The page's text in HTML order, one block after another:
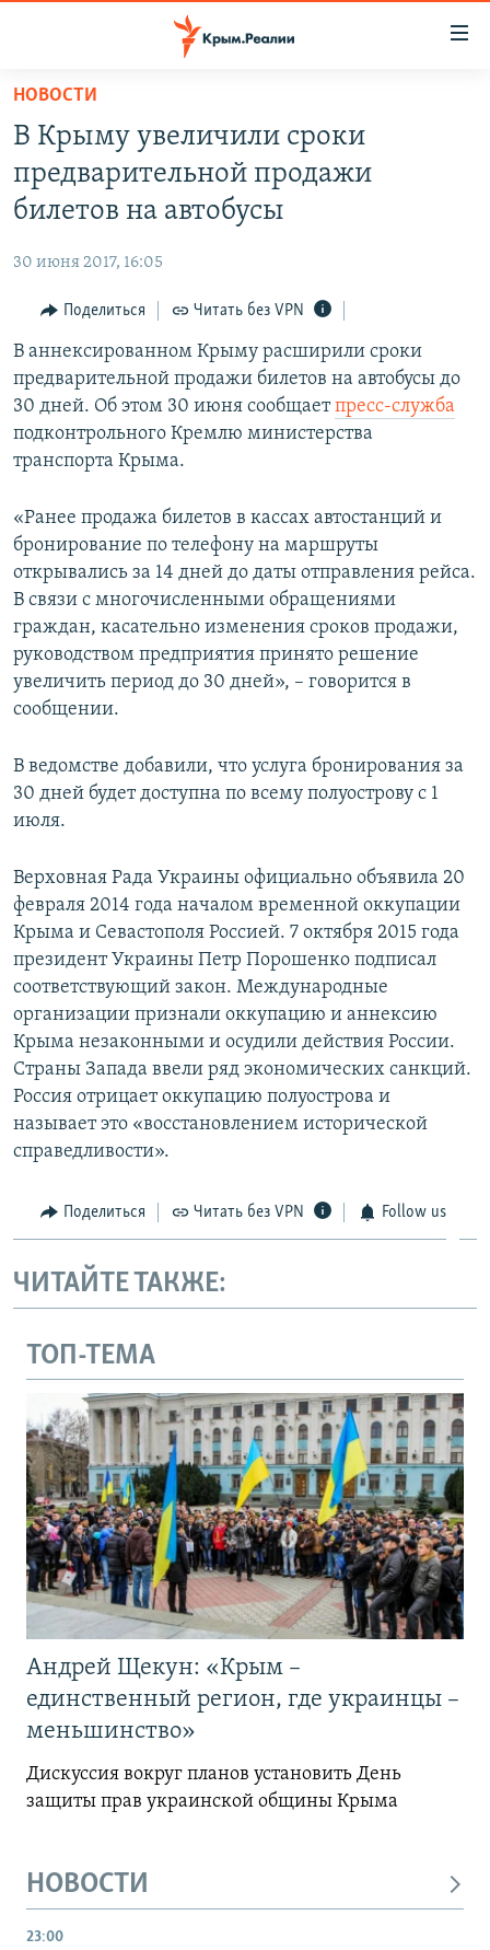
Вернуться
основному
содержанию
Вернутся
главной
Вернутся
поиску
СПЕЦПРОЕКТЫ
11 ЛЕТ ОККУПАЦИИ КРЫМА. 11 ИСТОРИЙ СОПРОТИВЛЕНИЯ
ВОДА
ЕЩЕ
ИНТЕРАКТИВ
ИНФОГРАФИКА
ТЕЛЕПРОЕКТ КРЫМ.РЕАЛИИ
СОВЕТЫ ПРАВОЗАЩИТНИКОВ
ПРОПАВШИЕ БЕЗ ВЕСТИ
ПОБЕДИТЕЛЕЙ НЕ СУДЯТ?
КРЫМ.НЕПОКОРЕННЫЙ
УКРАИНСКАЯ ПРОБЛЕМА КРЫМА
РАДІО СВОБОДА
КАК ОБОЙТИ БЛОКИРОВКУ
Українською
Qırımtatar
ПРИСОЕДИНЯЙТЕСЬ!
Все сайты RFE/RL
НОВОСТИ
В Крыму увеличили сроки
предварительной продажи
билетов на автобусы
30 июня 2017, 16:05
Поделиться Читать без VPN
В аннексированном Крыму расширили сроки
предварительной продажи билетов на автобусы до
30 дней. Об этом 30 июня сообщаетпресс-служба
подконтрольного Кремлю министерства
транспорта Крыма.
«Ранее продажа билетов в кассах автостанций и
бронирование по телефону на маршруты
открывались за 14 дней до даты отправления рейса.
В связи с многочисленными обращениями
граждан, касательно изменения сроков продажи,
руководством предприятия принято решение
увеличить период до 30 дней», – говорится в
сообщении.
В ведомстве добавили, что услуга бронирования за
30 дней будет доступна по всему полуострову с 1
июля.
Верховная Рада Украины официально объявила 20
февраля 2014 года началом временной оккупации
Крыма и Севастополя Россией. 7 октября 2015 года
президент Украины Петр Порошенко подписал
соответствующий закон. Международные
организации признали оккупацию и аннексию
Крыма незаконными и осудили действия России.
Страны Запада ввели ряд экономических санкций.
Россия отрицает оккупацию полуострова и
называет это «восстановлением исторической
справедливости».
Поделиться Читать без VPN Follow us
ЧИТАЙТЕ ТАКЖЕ:
ТОП-ТЕМА
Андрей Щекун: «Крым –
единственный регион, где украинцы –
меньшинство»
Дискуссия вокруг планов установить День
защиты прав украинской общины Крыма
НОВОСТИ
23:00